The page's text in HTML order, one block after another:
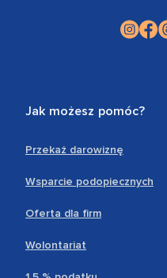
Jak możesz pomóc?
Przekaż darowiznę
Wsparcie podopiecznych
Oferta dla firm
Wolontariat